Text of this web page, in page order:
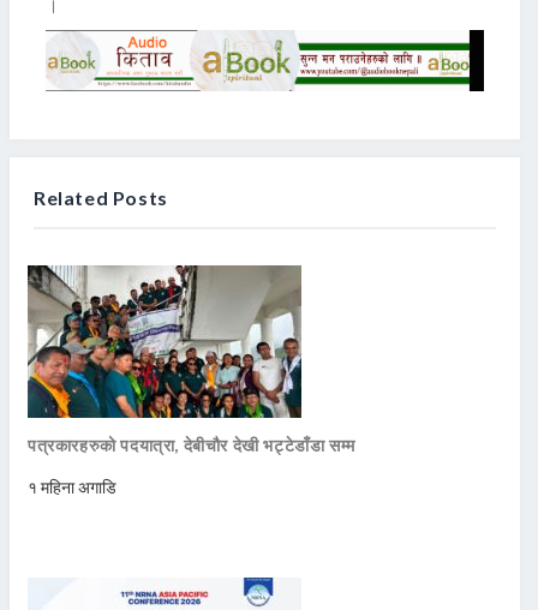
Related Posts
पत्रकारहरुको पदयात्रा, देबीचौर देखी भट्टेडाँडा सम्म
१ महिना अगाडि